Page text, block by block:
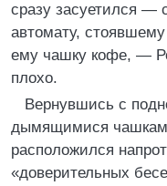
сразу засуетился —
автомату,
ему чашку кофе, —
плохо.
Вернувшись с
дымящимися
расположился
«доверительных